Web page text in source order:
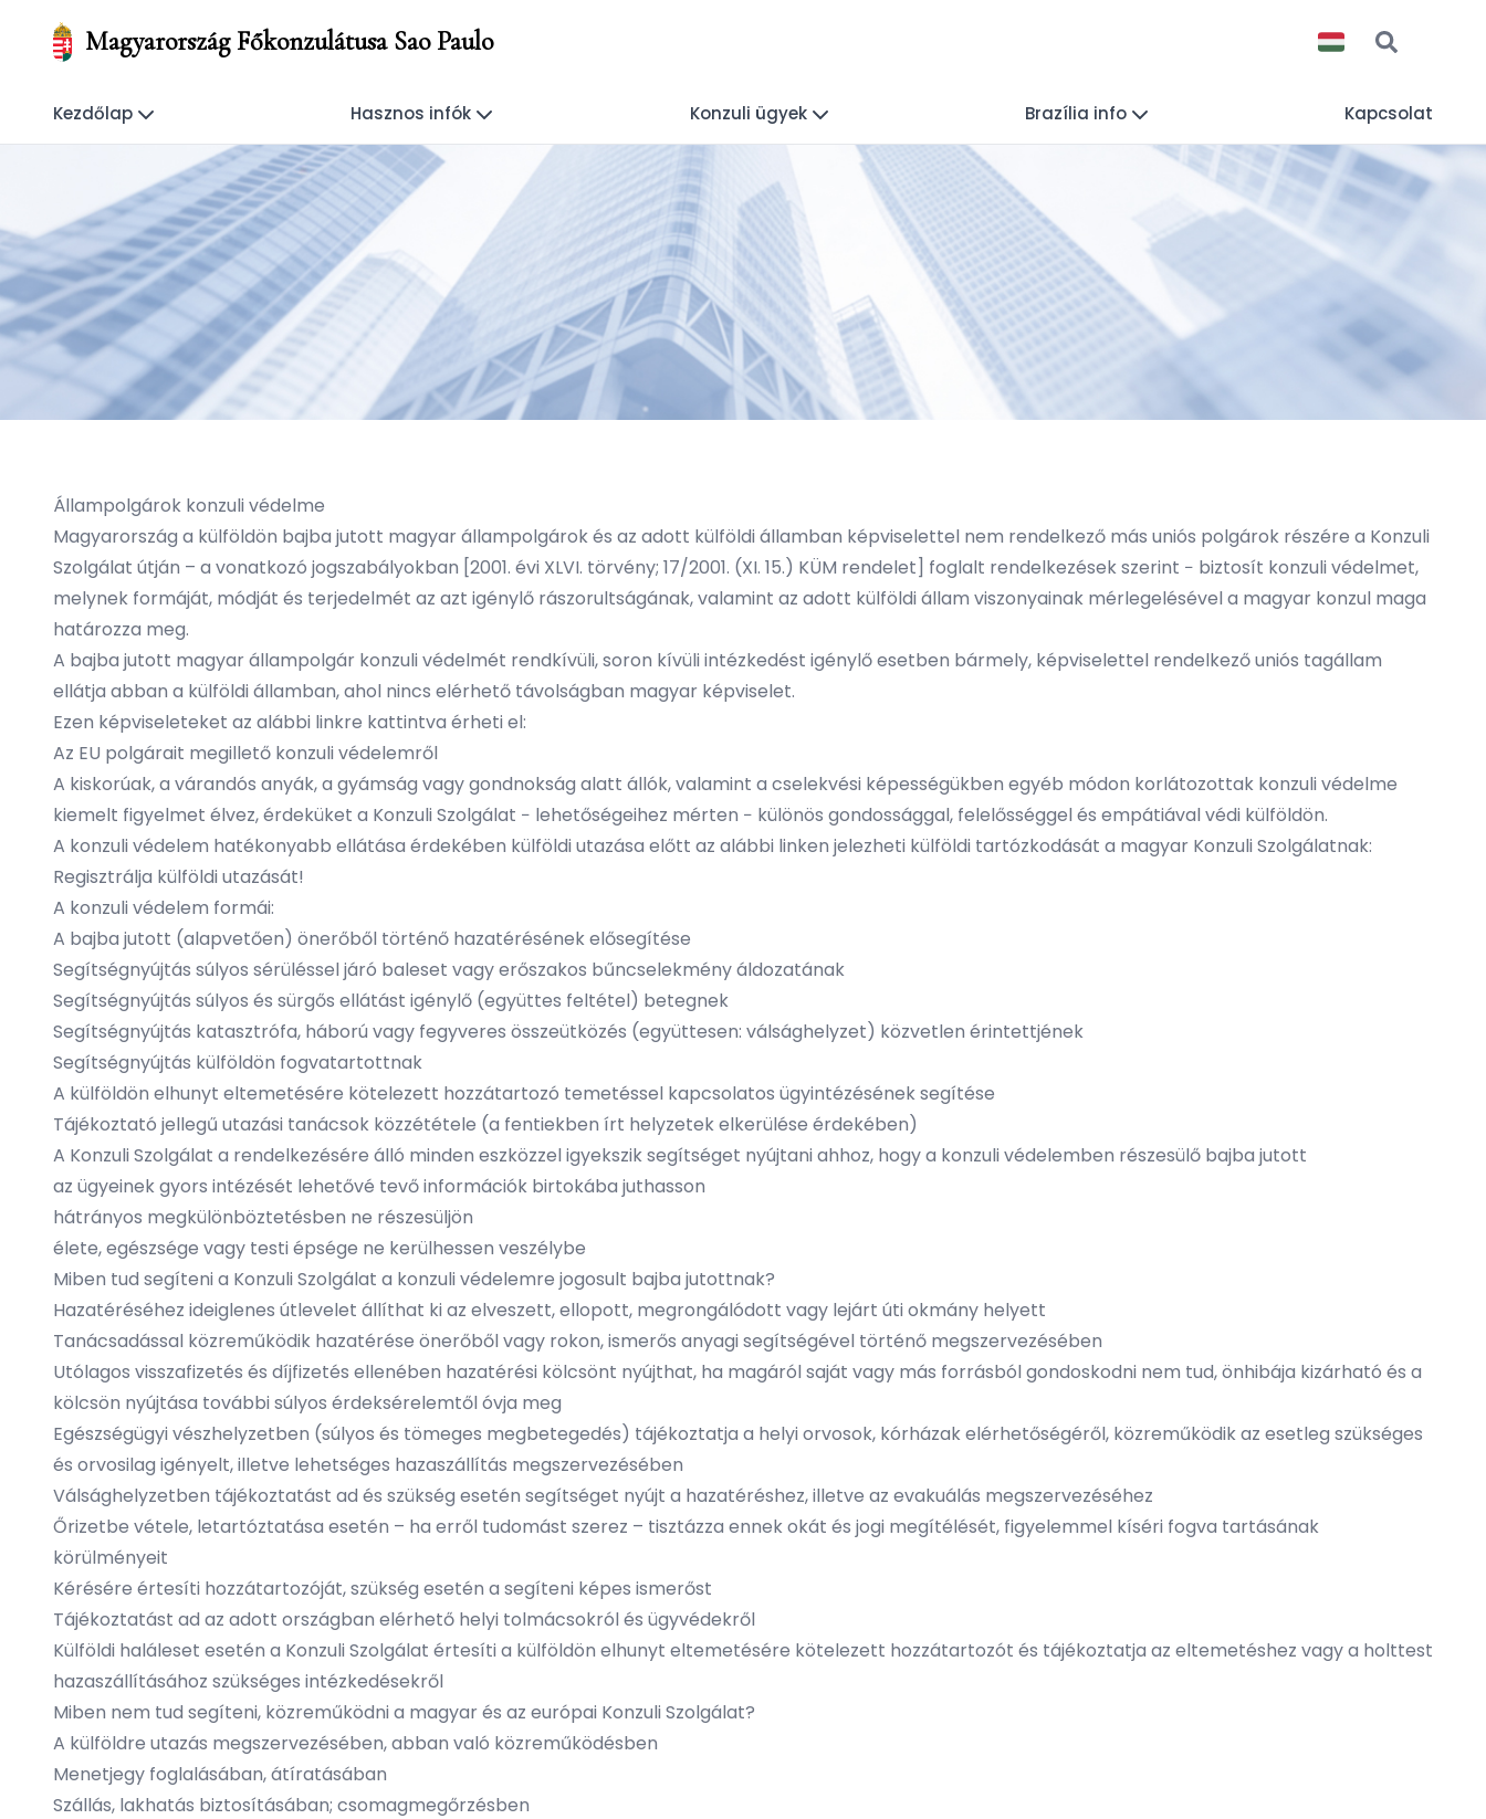
Magyarország Főkonzulátusa Sao Paulo
Kezdőlap Hasznos infók Konzuli ügyek Brazília info Kapcsolat
Állampolgárok konzuli védelme
Magyarország a külföldön bajba jutott magyar állampolgárok és az adott külföldi államban képviselettel nem rendelkező más uniós polgárok részére a Konzuli
Szolgálat útján – a vonatkozó jogszabályokban [2001. évi XLVI. törvény; 17/2001. (XI. 15.) KÜM rendelet] foglalt rendelkezések szerint − biztosít konzuli védelmet,
melynek formáját, módját és terjedelmét az azt igénylő rászorultságának, valamint az adott külföldi állam viszonyainak mérlegelésével a magyar konzul maga
határozza meg.
A bajba jutott magyar állampolgár konzuli védelmét rendkívüli, soron kívüli intézkedést igénylő esetben bármely, képviselettel rendelkező uniós tagállam
ellátja abban a külföldi államban, ahol nincs elérhető távolságban magyar képviselet.
Ezen képviseleteket az alábbi linkre kattintva érheti el:
Az EU polgárait megillető konzuli védelemről
A kiskorúak, a várandós anyák, a gyámság vagy gondnokság alatt állók, valamint a cselekvési képességükben egyéb módon korlátozottak konzuli védelme
kiemelt figyelmet élvez, érdeküket a Konzuli Szolgálat − lehetőségeihez mérten − különös gondossággal, felelősséggel és empátiával védi külföldön.
A konzuli védelem hatékonyabb ellátása érdekében külföldi utazása előtt az alábbi linken jelezheti külföldi tartózkodását a magyar Konzuli Szolgálatnak:
Regisztrálja külföldi utazását!
A konzuli védelem formái:
A bajba jutott (alapvetően) önerőből történő hazatérésének elősegítése
Segítségnyújtás súlyos sérüléssel járó baleset vagy erőszakos bűncselekmény áldozatának
Segítségnyújtás súlyos és sürgős ellátást igénylő (együttes feltétel) betegnek
Segítségnyújtás katasztrófa, háború vagy fegyveres összeütközés (együttesen: válsághelyzet) közvetlen érintettjének
Segítségnyújtás külföldön fogvatartottnak
A külföldön elhunyt eltemetésére kötelezett hozzátartozó temetéssel kapcsolatos ügyintézésének segítése
Tájékoztató jellegű utazási tanácsok közzététele (a fentiekben írt helyzetek elkerülése érdekében)
A Konzuli Szolgálat a rendelkezésére álló minden eszközzel igyekszik segítséget nyújtani ahhoz, hogy a konzuli védelemben részesülő bajba jutott
az ügyeinek gyors intézését lehetővé tevő információk birtokába juthasson
hátrányos megkülönböztetésben ne részesüljön
élete, egészsége vagy testi épsége ne kerülhessen veszélybe
Miben tud segíteni a Konzuli Szolgálat a konzuli védelemre jogosult bajba jutottnak?
Hazatéréséhez ideiglenes útlevelet állíthat ki az elveszett, ellopott, megrongálódott vagy lejárt úti okmány helyett
Tanácsadással közreműködik hazatérése önerőből vagy rokon, ismerős anyagi segítségével történő megszervezésében
Utólagos visszafizetés és díjfizetés ellenében hazatérési kölcsönt nyújthat, ha magáról saját vagy más forrásból gondoskodni nem tud, önhibája kizárható és a
kölcsön nyújtása további súlyos érdeksérelemtől óvja meg
Egészségügyi vészhelyzetben (súlyos és tömeges megbetegedés) tájékoztatja a helyi orvosok, kórházak elérhetőségéről, közreműködik az esetleg szükséges
és orvosilag igényelt, illetve lehetséges hazaszállítás megszervezésében
Válsághelyzetben tájékoztatást ad és szükség esetén segítséget nyújt a hazatéréshez, illetve az evakuálás megszervezéséhez
Őrizetbe vétele, letartóztatása esetén – ha erről tudomást szerez – tisztázza ennek okát és jogi megítélését, figyelemmel kíséri fogva tartásának
körülményeit
Kérésére értesíti hozzátartozóját, szükség esetén a segíteni képes ismerőst
Tájékoztatást ad az adott országban elérhető helyi tolmácsokról és ügyvédekről
Külföldi haláleset esetén a Konzuli Szolgálat értesíti a külföldön elhunyt eltemetésére kötelezett hozzátartozót és tájékoztatja az eltemetéshez vagy a holttest
hazaszállításához szükséges intézkedésekről
Miben nem tud segíteni, közreműködni a magyar és az európai Konzuli Szolgálat?
A külföldre utazás megszervezésében, abban való közreműködésben
Menetjegy foglalásában, átíratásában
Szállás, lakhatás biztosításában; csomagmegőrzésben